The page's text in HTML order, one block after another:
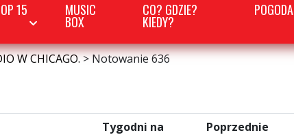
15 MUSIC
BOX
CO? GDZIE?
KIEDY?
POGODA
W CHICAGO.>Notowanie 636
Tygodni na
Poprzednie